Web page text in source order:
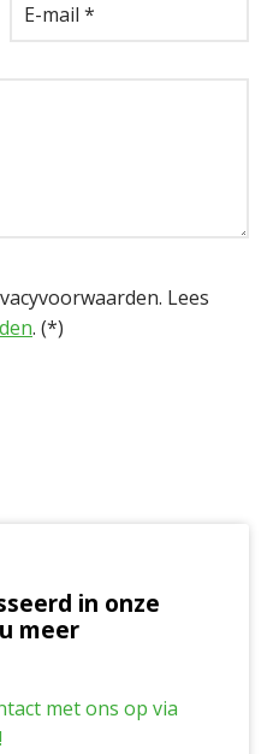
Lees
. (*)
in onze
meer
met ons op via